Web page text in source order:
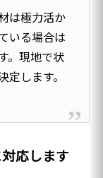
は極力活か
いる場合は
。現地で状
します。
応します